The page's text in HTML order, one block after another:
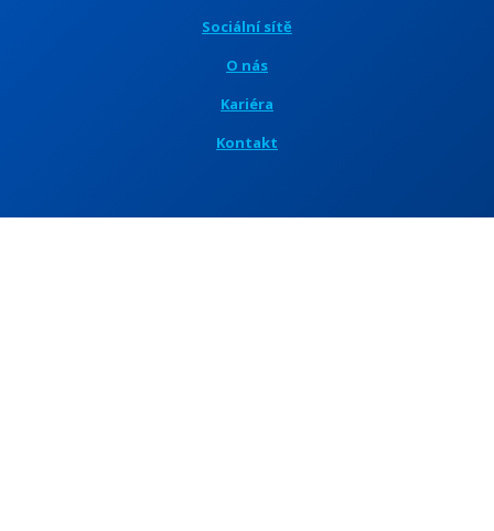
Sociální sítě
O nás
Kariéra
Kontakt